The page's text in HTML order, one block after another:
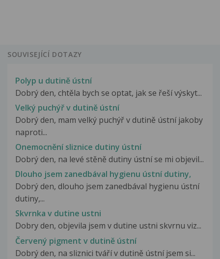
SOUVISEJÍCÍ DOTAZY
Polyp u dutině ústní
Dobrý den, chtěla bych se optat, jak se řeší výskyt...
Velký puchýř v dutině ústní
Dobrý den, mam velký puchýř v dutině ústní jakoby
naproti...
Onemocnění sliznice dutiny ústní
Dobrý den, na levé stěně dutiny ústní se mi objevil...
Dlouho jsem zanedbával hygienu ústní dutiny,
Dobrý den, dlouho jsem zanedbával hygienu ústní
dutiny,...
Skvrnka v dutine ustni
Dobry den, objevila jsem v dutine ustni skvrnu viz...
Červený pigment v dutině ústní
Dobrý den, na sliznici tváří v dutině ústní jsem si...